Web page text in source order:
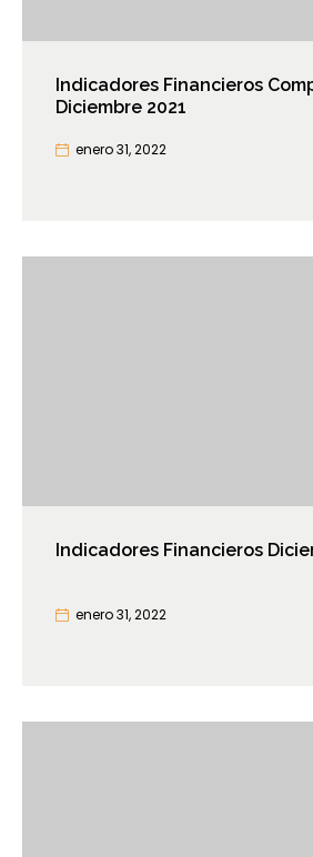
Indicadores Financieros
Diciembre 2021
enero 31, 2022
Indicadores Financieros
enero 31, 2022